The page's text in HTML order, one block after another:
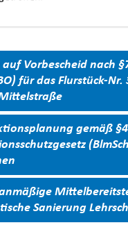
Vorbescheid nach
für das Flurstück-
gemäß
Sanierung